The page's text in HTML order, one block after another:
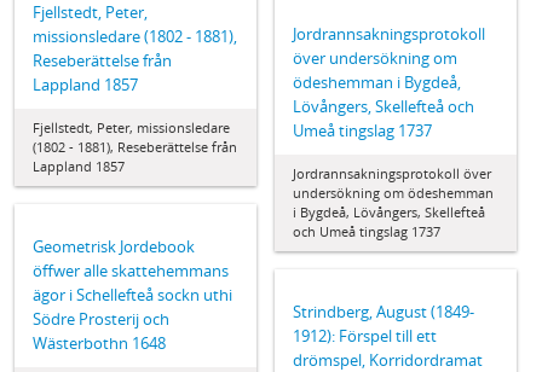
Fjellstedt, Peter,
missionsledare (1802 - 1881),
Reseberättelse från
Lappland 1857
Fjellstedt, Peter, missionsledare
(1802 - 1881), Reseberättelse från
Lappland 1857
Jordrannsakningsprotokoll
över undersökning om
ödeshemman i Bygdeå,
Lövångers, Skellefteå och
Umeå tingslag 1737
Jordrannsakningsprotokoll över
undersökning om ödeshemman
i Bygdeå, Lövångers, Skellefteå
och Umeå tingslag 1737
Geometrisk Jordebook
öffwer alle skattehemmans
ägor i Schellefteå sockn uthi
Södre Prosterij och
Wästerbothn 1648
Strindberg, August (1849-
1912): Förspel till ett
drömspel, Korridordramat